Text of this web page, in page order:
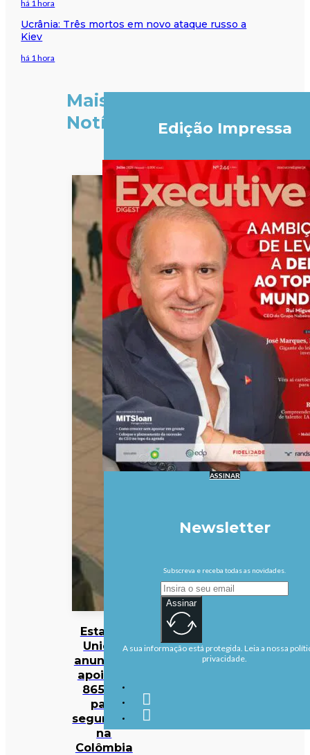
há 1 hora
Ucrânia: Três mortos em novo ataque russo a
Kiev
há 1 hora
Mais
Notícias
Estados
Unidos
anunciam
apoio de
865 ME
para
segurança
na
Colômbia
Edição Impressa
ASSINAR
Newsletter
Subscreva e receba todas as novidades.
Assinar
A sua informação está protegida. Leia a nossa
privacidade.